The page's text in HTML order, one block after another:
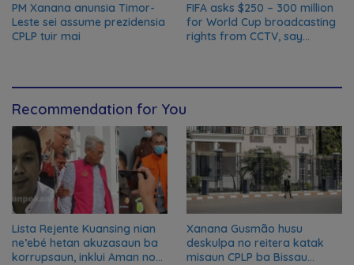
PM Xanana anunsia Timor-
Leste sei assume prezidensia
CPLP tuir mai
FIFA asks $250 – 300 million
for World Cup broadcasting
rights from CCTV, say
Recommendation for You
Lista Rejente Kuansing nian
ne’ebé hetan akuzasaun ba
korrupsaun, inklui Aman no
Xanana Gusmão husu
deskulpa no reitera katak
misaun CPLP ba Bissau